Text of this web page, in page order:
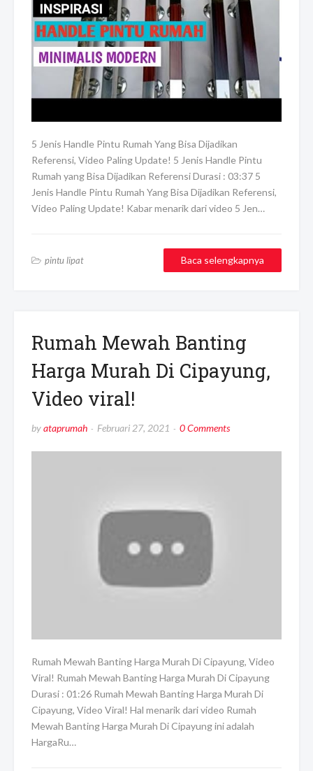
5 Jenis Handle Pintu Rumah Yang Bisa Dijadikan
Referensi, Video Paling Update! 5 Jenis Handle Pintu
Rumah yang Bisa Dijadikan Referensi Durasi : 03:37 5
Jenis Handle Pintu Rumah Yang Bisa Dijadikan Referensi,
Video Paling Update! Kabar menarik dari video 5 Jen…
pintu lipat Baca selengkapnya
Rumah Mewah Banting
Harga Murah Di Cipayung,
Video viral!
byataprumah Februari 27, 2021 0 Comments
Rumah Mewah Banting Harga Murah Di Cipayung, Video
Viral! Rumah Mewah Banting Harga Murah Di Cipayung
Durasi : 01:26 Rumah Mewah Banting Harga Murah Di
Cipayung, Video Viral! Hal menarik dari video Rumah
Mewah Banting Harga Murah Di Cipayung ini adalah
HargaRu…